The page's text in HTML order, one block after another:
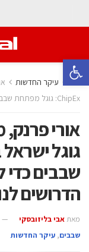
פתח סרגל נגישות
בית עיקר החדשות
ChipEx: גוגל מפתחת שבבים כדי לספק את עומסי העבודה הדרושים לנו
אורי
שבבים כדי
הדרושים
מאת אבי בליזובסקי
‫שבבים‬, עיקר החדשות